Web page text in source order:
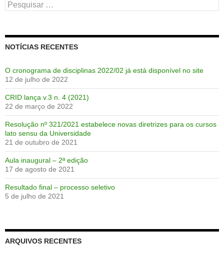
Pesquisar
por:
NOTÍCIAS RECENTES
O cronograma de disciplinas 2022/02 já está disponível no site
12 de julho de 2022
CRID lança v.3 n. 4 (2021)
22 de março de 2022
Resolução nº 321/2021 estabelece novas diretrizes para os cursos
lato sensu da Universidade
21 de outubro de 2021
Aula inaugural – 2ª edição
17 de agosto de 2021
Resultado final – processo seletivo
5 de julho de 2021
ARQUIVOS RECENTES